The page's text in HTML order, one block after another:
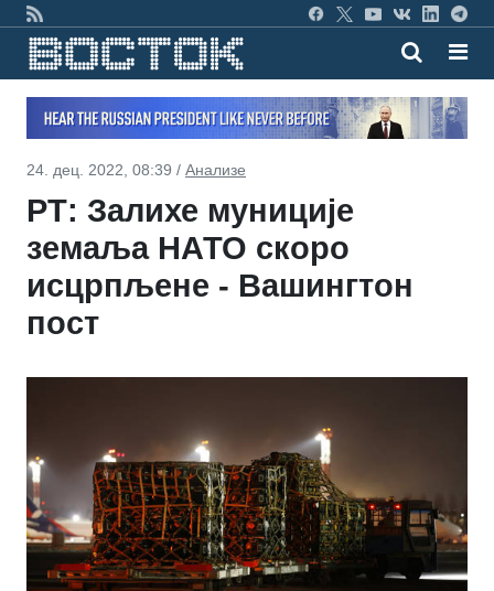
24. дец. 2022, 08:39 / Анализе
РТ: Залихе муниције
земаља НАТО скоро
исцрпљене - Вашингтон
пост